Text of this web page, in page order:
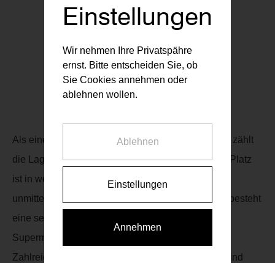
Wohnungen verfügbar:
0
49-68
Als einer der größten Pluspunkte dieses Projektes zählt
die Lage, denn die U-Bahn-Station Kardinal-Nagl-Platz
ist in weniger als 10 Minuten erreichbar. Durch die
unmittelbare Nähe zur Landstrasser Hauptstraße, besteht
eine sehr gute Nahversorgungs-Infrastruktur wie,
Supermärkte, Drogeriemärkte oder Apotheken.
Zahlreiche Restaurants, Kaffee- und Gasthäuser sind
Einstellungen
Wir nehmen Ihre Privatspähre
ernst. Bitte entscheiden Sie, ob
Sie Cookies annehmen oder
ablehnen wollen.
Ablehnen
Einstellungen
Annehmen